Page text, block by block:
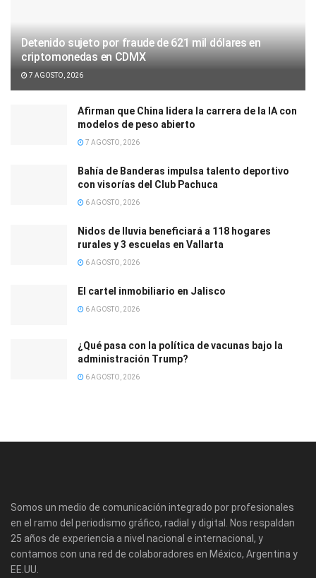
Detenido sujeto por fraude de 621 mil dólares en
criptomonedas en CDMX
7 AGOSTO, 2026
Afirman que China lidera la carrera de la IA con
modelos de peso abierto
7 AGOSTO, 2026
Bahía de Banderas impulsa talento deportivo
con visorías del Club Pachuca
6 AGOSTO, 2026
Nidos de lluvia beneficiará a 118 hogares
rurales y 3 escuelas en Vallarta
6 AGOSTO, 2026
El cartel inmobiliario en Jalisco
6 AGOSTO, 2026
¿Qué pasa con la política de vacunas bajo la
administración Trump?
6 AGOSTO, 2026
Somos un medio de comunicación integrado por profesionales
en el ramo del periodismo gráfico, radial y digital. Nos respaldan
25 años de experiencia a nivel nacional e internacional, y
contamos con una red de colaboradores en México, Argentina y
EE.UU.